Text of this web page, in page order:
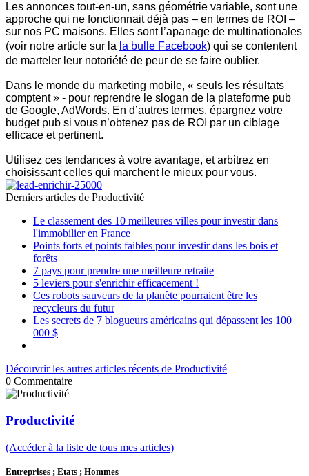
Les annonces tout-en-un, sans géométrie variable, sont une
approche qui ne fonctionnait déjà pas – en termes de ROI –
sur nos PC maisons. Elles sont l’apanage de multinationales
(voir notre article sur la la bulle Facebook) qui se contentent
de marteler leur notoriété de peur de se faire oublier.
Dans le monde du marketing mobile, « seuls les résultats
comptent » - pour reprendre le slogan de la plateforme pub
de Google, AdWords. En d’autres termes, épargnez votre
budget pub si vous n’obtenez pas de ROI par un ciblage
efficace et pertinent.
Utilisez ces tendances à votre avantage, et arbitrez en
choisissant celles qui marchent le mieux pour vous.
Derniers articles de Productivité
Le classement des 10 meilleures villes pour investir dans
l'immobilier en France
Points forts et points faibles pour investir dans les bois et
forêts
7 pays pour prendre une meilleure retraite
5 leviers pour s'enrichir efficacement !
Ces robots sauveurs de la planète pourraient être les
recycleurs du futur
Les secrets de 7 blogueurs américains qui dépassent les 100
000 $
Découvrir les autres articles récents de Productivité
0 Commentaire
Productivité
(Accéder à la liste de tous mes articles)
Entreprises ; Etats ; Hommes